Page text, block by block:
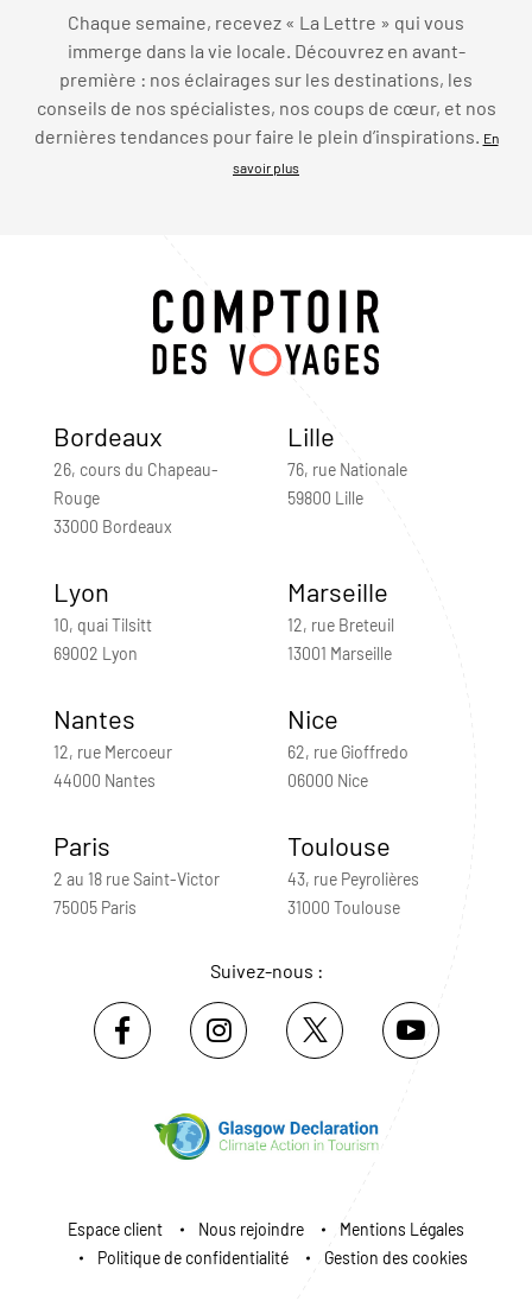
Chaque semaine, recevez « La Lettre » qui vous
immerge dans la vie locale. Découvrez en avant-
première : nos éclairages sur les destinations, les
conseils de nos spécialistes, nos coups de cœur, et nos
dernières tendances pour faire le plein d’inspirations. En
savoir plus
Bordeaux
26, cours du Chapeau-
Rouge
33000 Bordeaux
Lille
76, rue Nationale
59800 Lille
Lyon
10, quai Tilsitt
69002 Lyon
Marseille
12, rue Breteuil
13001 Marseille
Nantes
12, rue Mercoeur
44000 Nantes
Nice
62, rue Gioffredo
06000 Nice
Paris
2 au 18 rue Saint-Victor
75005 Paris
Toulouse
43, rue Peyrolières
31000 Toulouse
Suivez-nous :
Espace client Nous rejoindre
Mentions Légales
Politique de confidentialité
Gestion des cookies